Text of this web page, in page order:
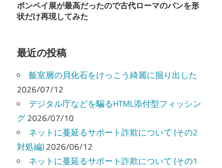
稿
ビ
ゲ
ー
シ
ョ
ン
ポンペイ展が最高だったので古代ローマのパンを形
状だけ再現してみた
最近の投稿
飯室層の貝化石をけっこう綺麗に掘り出した
2026/07/12
デジタル庁などを騙るHTML添付型フィッシン
グ2026/07/10
ネットに蔓延るサポート詐欺について (その2
対処編)2026/06/12
ネットに蔓延るサポート詐欺について (その1